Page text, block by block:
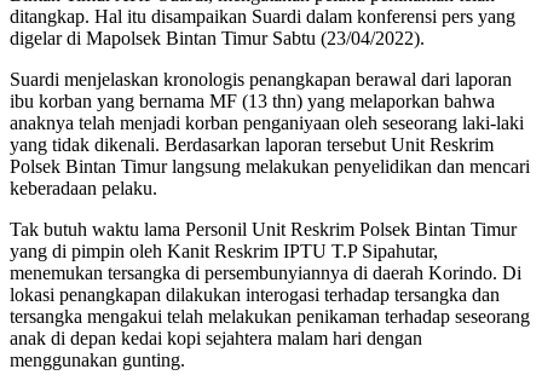
ditangkap. Hal itu disampaikan Suardi dalam konferensi pers yang
digelar di Mapolsek Bintan Timur Sabtu (23/04/2022).
Suardi menjelaskan kronologis penangkapan berawal dari laporan
ibu korban yang bernama MF (13 thn) yang melaporkan bahwa
anaknya telah menjadi korban penganiyaan oleh seseorang laki-laki
yang tidak dikenali. Berdasarkan laporan tersebut Unit Reskrim
Polsek Bintan Timur langsung melakukan penyelidikan dan mencari
keberadaan pelaku.
Tak butuh waktu lama Personil Unit Reskrim Polsek Bintan Timur
yang di pimpin oleh Kanit Reskrim IPTU T.P Sipahutar,
menemukan tersangka di persembunyiannya di daerah Korindo. Di
lokasi penangkapan dilakukan interogasi terhadap tersangka dan
tersangka mengakui telah melakukan penikaman terhadap seseorang
anak di depan kedai kopi sejahtera malam hari dengan
menggunakan gunting.